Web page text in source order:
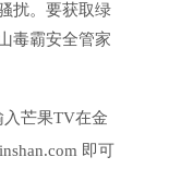
扰。要获取绿
毒霸安全管家
芒果TV在金
即可